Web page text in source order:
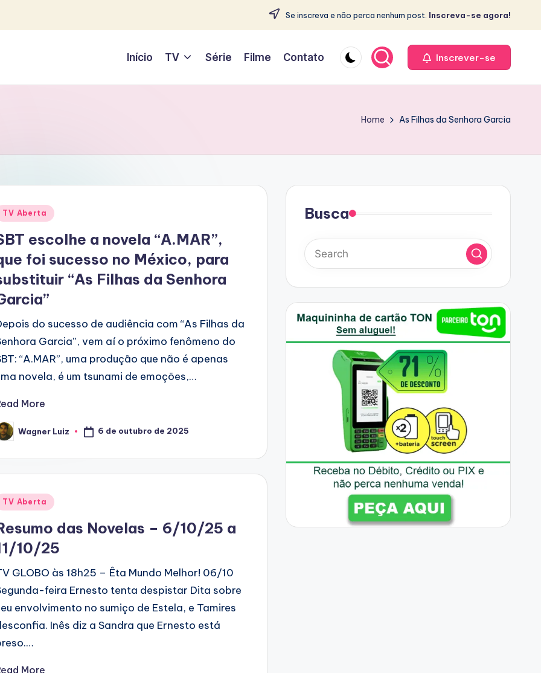
Se inscreva e não perca nenhum post. Inscreva-se agora!
Início TV Série Filme Contato Inscrever-se
Home As Filhas da Senhora Garcia
TV Aberta
escolhe a novela “A.MAR”,
foi sucesso no México, para
“As Filhas da Senhora
do sucesso de audiência com “As Filhas da
Garcia”, vem aí o próximo fenômeno do
“A.MAR”, uma produção que não é apenas
novela, é um tsunami de emoções,…
More
Wagner Luiz 6 de outubro de 2025
TV Aberta
das Novelas – 6/10/25 a
10/25
GLOBO às 18h25 – Êta Mundo Melhor! 06/10
feira Ernesto tenta despistar Dita sobre
envolvimento no sumiço de Estela, e Tamires
Inês diz a Sandra que Ernesto está
More
Busca